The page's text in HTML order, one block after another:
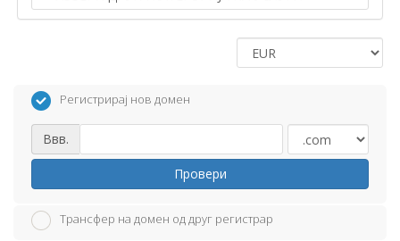
Регистрирај нов домен
Ввв.
Провери
Трансфер на домен од друг регистрар